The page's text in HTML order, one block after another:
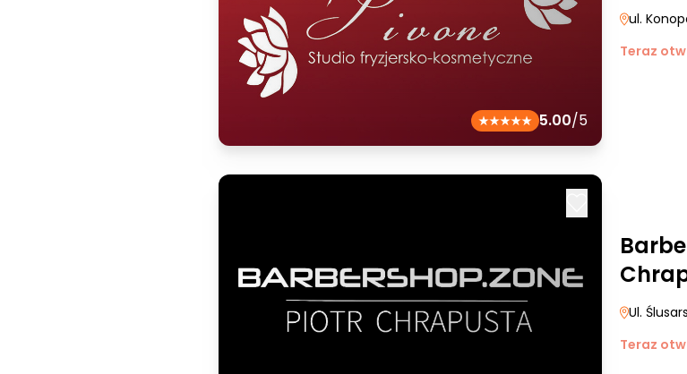
5.00/5
ul.
Teraz
Ul.
Teraz